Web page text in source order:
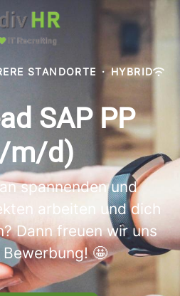
STANDORTE · HYBRID
SAP PP
m/d)
spannenden und
arbeiten und dich
Dann freuen wir uns
🤩